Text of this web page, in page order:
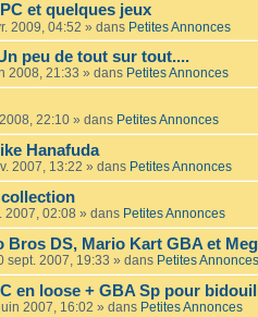
et quelques jeux
2009, 04:52 » dans Petites Annonces
peu de tout sur tout....
2008, 21:33 » dans Petites Annonces
22:10 » dans Petites Annonces
Hanafuda
2007, 13:22 » dans Petites Annonces
collection
2007, 02:08 » dans Petites Annonces
Bros DS, Mario Kart GBA et
sept. 2007, 19:33 » dans Petites Annonces
en loose + GBA Sp pour
2007, 16:02 » dans Petites Annonces